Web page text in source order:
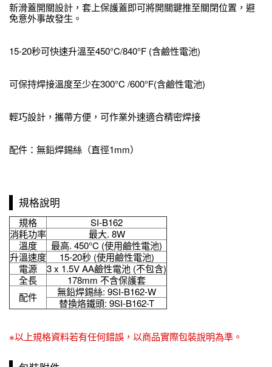
新滑蓋開關設計，套上保護蓋即可將開關鍵推至關閉位置，避
免意外事故發生。
15-20秒可快速升溫至450°C/840°F (含鹼性電池)
可保持焊接溫度至少在300°C /600°F(含鹼性電池)
輕巧設計，攜帶方便，可作業外速適合精密焊接
配件：無鉛焊錫絲（直徑1mm）
規格說明
規格
SI-B162
消耗功率
最大. 8W
溫度
最高. 450°C (使用鹼性電池)
升溫速度
15-20秒 (使用鹼性電池)
電源
3 x 1.5V AA鹼性電池 (不包含)
全長
178mm 不含保護套
配件
無鉛焊錫絲: 9SI-B162-W
替換烙鐵頭: 9SI-B162-T
※以上規格資料若有任何錯誤，以商品實際包裝說明為準。